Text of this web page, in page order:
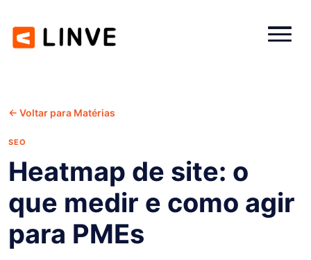
← Voltar para Matérias
SEO
Heatmap de site: o
que medir e como agir
para PMEs